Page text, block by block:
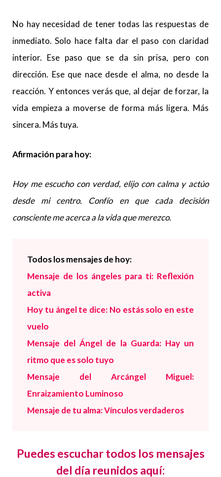
No hay necesidad de tener todas las respuestas de
inmediato. Solo hace falta dar el paso con claridad
interior. Ese paso que se da sin prisa, pero con
dirección. Ese que nace desde el alma, no desde la
reacción. Y entonces verás que, al dejar de forzar, la
vida empieza a moverse de forma más ligera. Más
sincera. Más tuya.
Afirmación para hoy:
Hoy me escucho con verdad, elijo con calma y actúo
desde mi centro. Confío en que cada decisión
consciente me acerca a la vida que merezco.
Todos los mensajes de hoy:
Mensaje de los ángeles para ti: Reflexión
activa
Hoy tu ángel te dice: No estás solo en este
vuelo
Mensaje del Ángel de la Guarda: Hay un
ritmo que es solo tuyo
Mensaje del Arcángel Miguel:
Enraizamiento Luminoso
Mensaje de tu alma: Vínculos verdaderos
Puedes escuchar todos los mensajes
del día reunidos aquí: